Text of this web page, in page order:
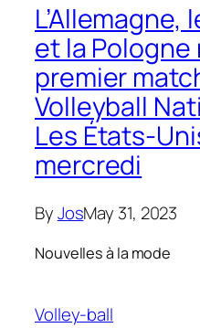
L’Allemagne,
et la
premier
Volleyball
Les États-
mercredi
ByJosMay 31, 2023
Nouvelles à la mode
Volley-ball